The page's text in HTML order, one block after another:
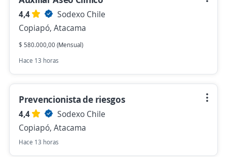
4,4
Sodexo Chile
Copiapó, Atacama
$ 580.000,00 (Mensual)
Hace 13 horas
Prevencionista de riesgos
4,4
Sodexo Chile
Copiapó, Atacama
Hace 13 horas